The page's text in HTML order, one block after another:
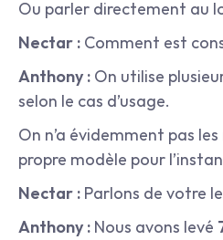
Ou parler directement au
Nectar : Comment est
Anthony : On utilise
selon le cas d’usage.
On n’a évidemment pas
propre modèle pour
Nectar : Parlons de votre
Anthony : Nous avons levé